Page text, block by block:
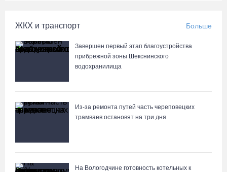
ЖКХ и транспорт Больше
Завершен первый этап благоустройства
прибрежной зоны Шекснинского
водохранилища
Из-за ремонта путей часть череповецких
трамваев остановят на три дня
На Вологодчине готовность котельных к